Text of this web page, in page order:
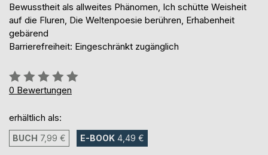
Bewusstheit als allweites Phänomen, Ich schütte Weisheit
auf die Fluren, Die Weltenpoesie berühren, Erhabenheit
gebärend
Barrierefreiheit: Eingeschränkt zugänglich
Bewertung::
0%
0 Bewertungen
erhältlich als:
BUCH 7,99 € E-BOOK 4,49 €